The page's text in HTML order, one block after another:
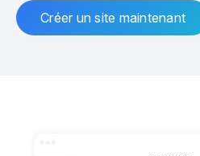
Créer un site maintenant